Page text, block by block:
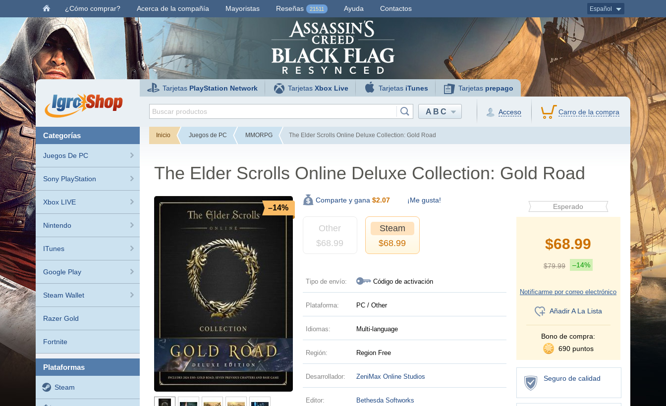
¿Cómo comprar? Acerca de la compañía Mayoristas Reseñas 21511 Ayuda Contactos Español
Tarjetas PlayStation Network TarjetasXbox Live Tarjetas iTunes Tarjetas prepago
ABC Acceso Carro de la compra
categorías
Juegos De PC
Sony PlayStation
Xbox LIVE
Nintendo
ITunes
Google Play
Steam Wallet
Razer Gold
Fortnite
plataformas
Steam
Inicio Juegos de PC MMORPG The Elder Scrolls Online Deluxe Collection: Gold Road
The Elder Scrolls Online Deluxe Collection: Gold Road
–14%
¡Me gusta!
Comparte y gana $2.07
Other
$68.99
Steam
$68.99
Tipo de envío: Código de activación
Plataforma: PC / Other
Idiomas: Multi-language
Región: Region Free
Desarrollador: ZeniMax Online Studios
Editor: Bethesda Softworks
Esperado
$68.99
$79.99 –14%
Notificarme por correo electrónico
Añadir A La Lista
Bono de compra:
690 puntos
Seguro de calidad